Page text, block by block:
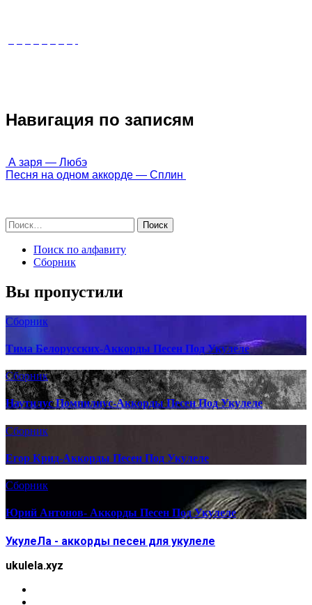
Навигация по записям
А заря — Любэ
Песня на одном аккорде — Сплин
Поиск по алфавиту
Сборник
Вы пропустили
Сборник
Тима Белорусских-Аккорды Песен Под Укулеле
Сборник
Наутилус Помпилиус-Аккорды Песен Под Укулеле
Сборник
Егор Крид-Аккорды Песен Под Укулеле
Сборник
Юрий Антонов- Аккорды Песен Под Укулеле
УкулеЛа - аккорды песен для укулеле
ukulela.xyz